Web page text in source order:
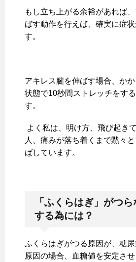
もし立ち上がる余裕があれば
ばす動作を行えば、確実に症
す。
アキレス腱を伸ばす場合、か
状態で10秒間ストレッチをす
す。
よく私は、明け方、飛び起き
人、痛みが落ち着くまで黙々
ばしています。
「ふくらはぎ」がつ
する為には？
ふくらはぎがつる原因が、糖
原因の場合、血糖値を安定さ